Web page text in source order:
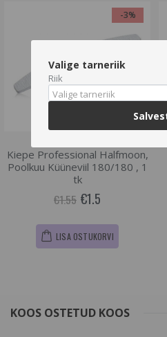
-3%
Kiepe Professional Halfmoon,
Poolkuu Küüneviil 180/180 , 1
tk
€1.55 €1.5
LISA OSTUKORVI
KOOS OSTETUD KOOS
Valige tarneriik
Riik
Valige tarneriik